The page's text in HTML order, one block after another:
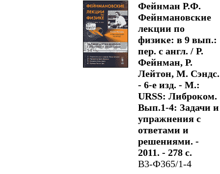
Фейнман Р.Ф.
Фейнмановские
лекции по
физике: в 9 вып.:
пер. с англ. / Р.
Фейнман, Р.
Лейтон, М. Сэндс.
- 6-е изд. - М.:
URSS: Либроком.
Вып.1-4: Задачи и
упражнения с
ответами и
решениями. -
2011. - 278 с.
В3-Ф365/1-4